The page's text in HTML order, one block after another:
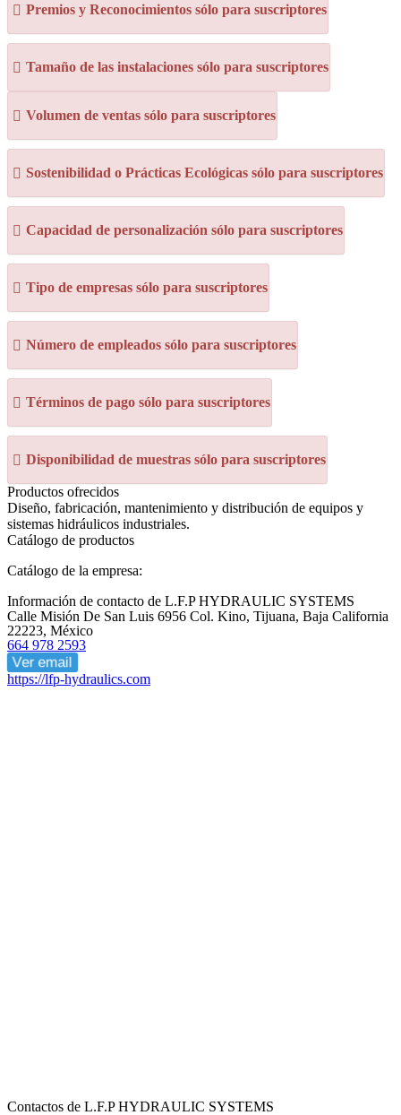
Premios y Reconocimientos sólo para suscriptores
Tamaño de las instalaciones sólo para suscriptores
Volumen de ventas sólo para suscriptores
Sostenibilidad o Prácticas Ecológicas sólo para suscriptores
Capacidad de personalización sólo para suscriptores
Tipo de empresas sólo para suscriptores
Número de empleados sólo para suscriptores
Términos de pago sólo para suscriptores
Disponibilidad de muestras sólo para suscriptores
Productos ofrecidos
Diseño, fabricación, mantenimiento y distribución de equipos y
sistemas hidráulicos industriales.
Catálogo de productos
Catálogo de la empresa:
Información de contacto de L.F.P HYDRAULIC SYSTEMS
Calle Misión De San Luis 6956 Col. Kino, Tijuana, Baja California
22223, México
664 978 2593
Ver email
https://lfp-hydraulics.com
Contactos de L.F.P HYDRAULIC SYSTEMS